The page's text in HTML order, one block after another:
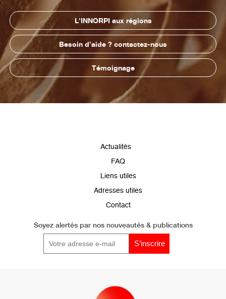
L'INNORPI aux régions
Besoin d’aide ? contactez-nous
Témoignage
Actualités
FAQ
Liens utiles
Adresses utiles
Contact
Soyez alertés par nos nouveautés & publications